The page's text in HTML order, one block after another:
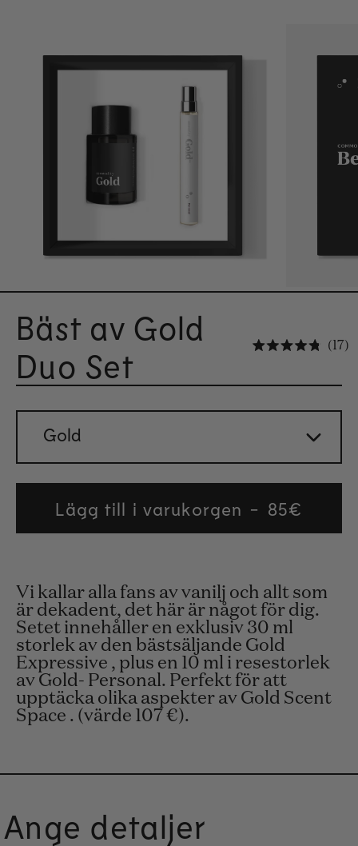
Bäst av Gold
Duo Set
17
Gold
Lägg till i varukorgen
Regular
price
85€
Vi kallar alla fans av vanilj och allt som
är dekadent, det här är något för dig.
Setet innehåller en exklusiv 30 ml
storlek av den bästsäljande Gold
Expressive , plus en 10 ml i resestorlek
av Gold- Personal. Perfekt för att
upptäcka olika aspekter av Gold Scent
Space . (värde 107 €).
Ange detaljer